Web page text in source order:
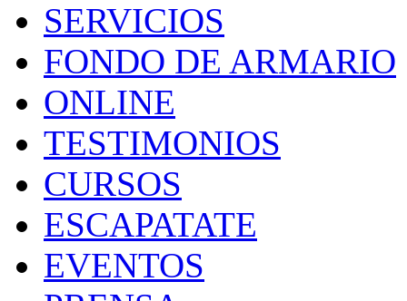
SERVICIOS
FONDO DE ARMARIO
ONLINE
TESTIMONIOS
CURSOS
ESCAPATATE
EVENTOS